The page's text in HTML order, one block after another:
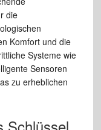
die
Komfort und die
Systeme wie
Sensoren
zu erheblichen